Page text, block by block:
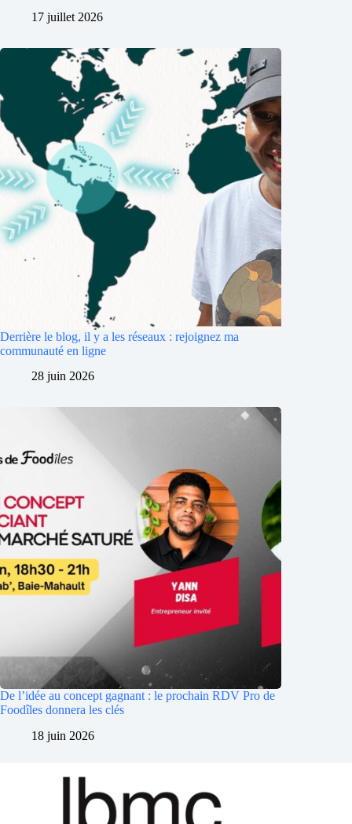
17 juillet 2026
Derrière le blog, il y a les réseaux : rejoignez ma
communauté en ligne
28 juin 2026
De l’idée au concept gagnant : le prochain RDV Pro de
Foodîles donnera les clés
18 juin 2026